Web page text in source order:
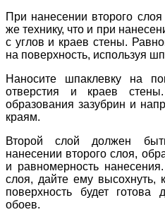
При нанесении второго
же технику, что и при
с углов и краев стены.
на поверхность, используя
Наносите шпаклевку на
отверстия и краев
образования зазубрин и
краям.
Второй слой должен
нанесении второго слоя,
и равномерность
слоя, дайте ему высохнуть,
поверхность будет готова
обоев.